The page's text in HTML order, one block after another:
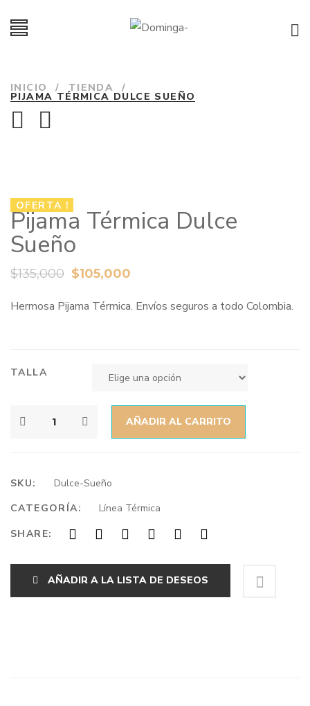
INICIO / TIENDA /
PIJAMA TÉRMICA DULCE SUEÑO
OFERTA !
Pijama Térmica Dulce
Sueño
$135,000 $105,000
Hermosa Pijama Térmica. Envíos seguros a todo Colombia.
TALLA
AÑADIR AL CARRITO
SKU:
Dulce-Sueño
CATEGORÍA:
Línea Térmica
SHARE:
AÑADIR A LA LISTA DE DESEOS